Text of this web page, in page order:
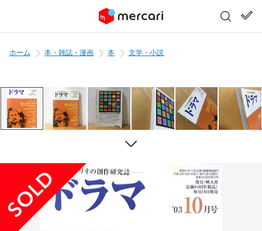
ホーム 本・雑誌・漫画 本 文学・小説